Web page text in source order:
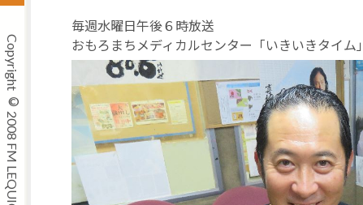
毎週水曜日午後６時放送
おもろまちメディカルセンター「いきいきタイム」